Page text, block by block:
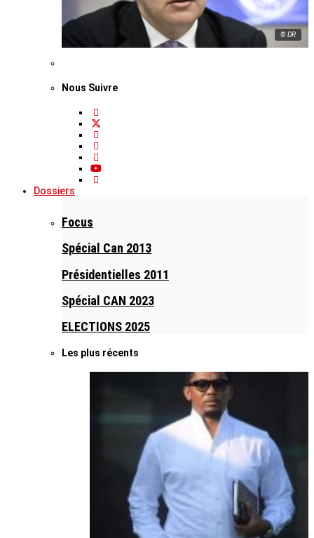
© DR
Nous Suivre
Dossiers
Focus
Spécial Can 2013
Présidentielles 2011
Spécial CAN 2023
ELECTIONS 2025
Les plus récents